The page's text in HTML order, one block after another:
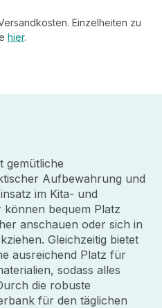
Einzelheiten zu
hier.
gemütliche
Aufbewahrung und
im Kita- und
können bequem Platz
anschauen oder sich in
Gleichzeitig bietet
ausreichend Platz für
sodass alles
die robuste
für den täglichen